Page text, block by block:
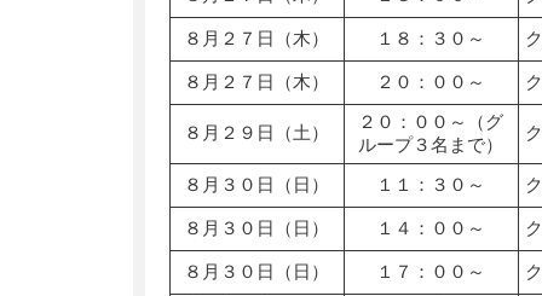
８月２７日（木） １８：３０～
８月２７日（木） ２０：００～
８月２９日（土）
２０：００～（グ
ループ３名まで）
８月３０日（日） １１：３０～
８月３０日（日） １４：００～
８月３０日（日） １７：００～